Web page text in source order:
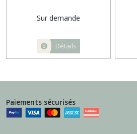
Sur demande
Détails
Paiements sécurisés